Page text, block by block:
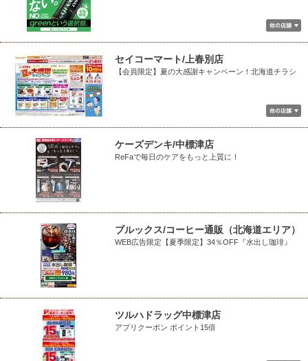
セイコーマート/上春別店
【会員限定】夏の大感謝キャンペーン！北海道チラシ
ケーズデンキ/中標津店
ReFaで毎日のケアをもっと上質に！
ブルックス/コーヒー通販（北海道エリア）
WEB広告限定【夏季限定】34％OFF『水出し珈琲』
ツルハドラッグ中標津店
アプリクーポン ポイント15倍